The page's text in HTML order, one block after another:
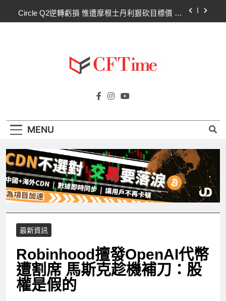
Circle Q2逆轉虧損 惟遭摩根士丹利狠砍目標價 市
場聚焦流通量萎縮
比特幣失守關鍵阻力帶！50日SMA及斐波那契
63,600美元未收復，下降通道持續
Circle Q2逆轉虧損 惟遭摩根士丹利狠砍目標價 市
CLARITY法案60票門檻仍差關鍵缺口！民主黨七
Cftime.io
AI（ChatGPT）、區塊鏈、NFT、加密貨
MENU
最新資訊
Robinhood擅發OpenAI代幣
遭割席 馬斯克趁機補刀：股
權是假的